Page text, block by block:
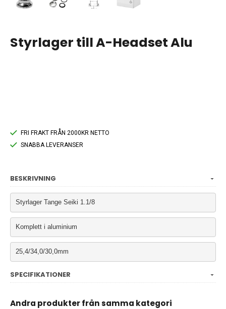
Styrlager till A-Headset Alu
FRI FRAKT FRÅN 2000KR NETTO
SNABBA LEVERANSER
BESKRIVNING
Styrlager Tange Seiki 1.1/8
Komplett i aluminium
25,4/34,0/30,0mm
SPECIFIKATIONER
Andra produkter från samma kategori